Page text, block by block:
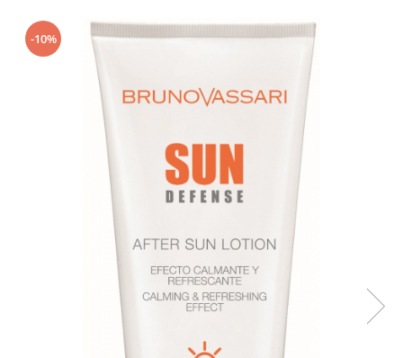
White - Pete Pigmentare
The Basics - Rutina Simpla
Sun Defense - Protectie Solara
Aqua Genomics - Hidratare
Body Care - Pentru corp
Collagen Booster - Ten Matur
Glyco System - Acid Glicolic
-10%